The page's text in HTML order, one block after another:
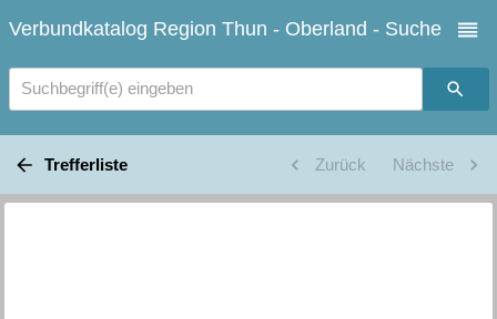
Verbundkatalog Region Thun - Oberland - Suche
Suchbegriff(e) eingeben
Trefferliste Zurück Nächste